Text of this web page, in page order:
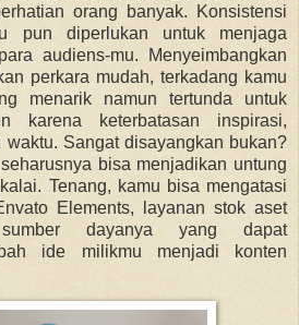
orang banyak. Konsistensi
pun diperlukan untuk menjaga
audiens-mu. Menyeimbangkan
perkara mudah, terkadang kamu
menarik namun tertunda untuk
karena keterbatasan inspirasi,
waktu. Sangat disayangkan bukan?
bisa menjadikan untung
Tenang, kamu bisa mengatasi
Elements, layanan stok aset
dayanya yang dapat
ide milikmu menjadi konten